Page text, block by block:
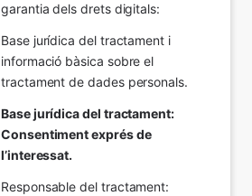
garantia dels drets digitals:
Base jurídica del tractament i
informació bàsica sobre el
tractament de dades personals.
Base jurídica del tractament:
Consentiment exprés de
l’interessat.
Responsable del tractament: